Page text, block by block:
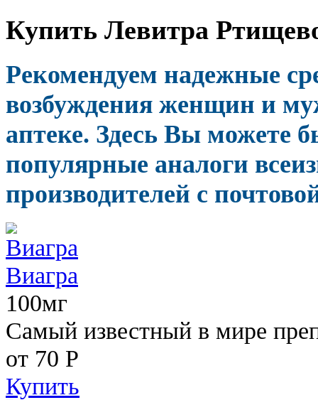
Купить Левитра
Рекомендуем надежные
возбуждения женщин и
аптеке. Здесь Вы можете
популярные аналоги
производителей с
Виагра
100мг
Самый известный в мире
от 70 Р
Купить